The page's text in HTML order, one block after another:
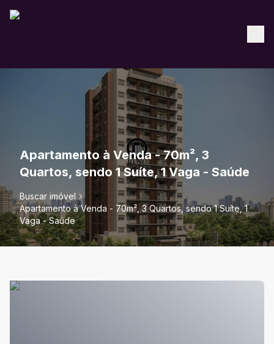
Apartamento à Venda - 70m², 3
Quartos, sendo 1 Suíte, 1 Vaga - Saúde
Buscar imóvel
Apartamento à Venda - 70m², 3 Quartos, sendo 1 Suíte, 1
Vaga - Saúde